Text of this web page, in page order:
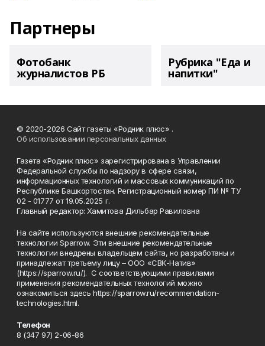
Партнеры
Фотобанк
журналистов РБ
Рубрика "Еда и
напитки"
© 2020-2026 Сайт газеты «Родник плюс» .
Об использовании персональных данных
Газета «Родник плюс» зарегистрирована в Управлении
Федеральной службы по надзору в сфере связи,
информационных технологий и массовых коммуникаций по
Республике Башкортостан. Регистрационный номер ПИ № ТУ
02 - 01777 от 19.05.2025 г.
Главный редактор: Хамитова Дильбар Равиловна
На сайте используются внешние рекомендательные
технологии Sparrow. Эти внешние рекомендательные
технологии внедрены владельцем сайта, но разработаны и
принадлежат третьему лицу – ООО «СВК-Натив»
(https://sparrow.ru/). С соответствующими правилами
применения рекомендательных технологий можно
ознакомиться здесь https://sparrow.ru/recommendation-
technologies.html.
Телефон
8 (347 97) 2-06-86